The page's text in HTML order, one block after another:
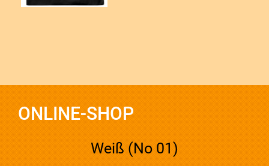
ONLINE-SHOP
Weiß (No 01)